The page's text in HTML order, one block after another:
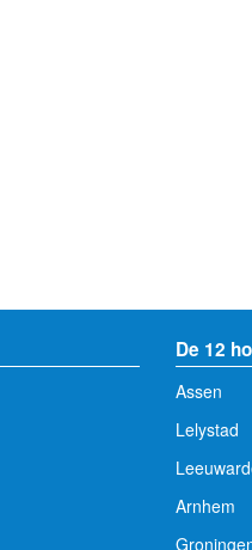
De 12
Assen
Lelystad
Arnhem